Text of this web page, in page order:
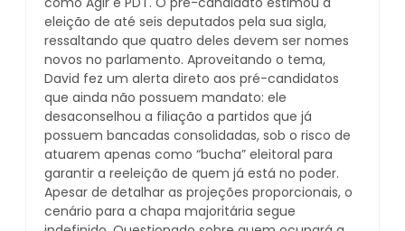
eleição de até seis deputados pela sua sigla,
ressaltando que quatro deles devem ser nomes
novos no parlamento. Aproveitando o tema,
David fez um alerta direto aos pré-candidatos
que ainda não possuem mandato: ele
desaconselhou a filiação a partidos que já
possuem bancadas consolidadas, sob o risco de
atuarem apenas como “bucha” eleitoral para
garantir a reeleição de quem já está no poder.
Apesar de detalhar as projeções proporcionais, o
cenário para a chapa majoritária segue